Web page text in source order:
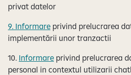
privat datelor
9. Informare privind prelucrarea
implementării unor tranzactii
10. Informare privind prelucrarea
personal in contextul utilizarii